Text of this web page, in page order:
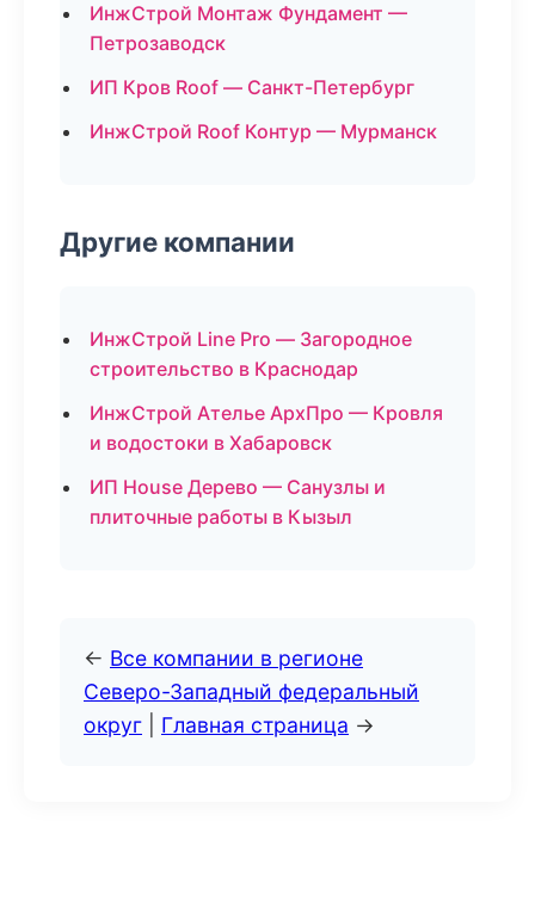
ИнжСтрой Монтаж Фундамент —
Петрозаводск
ИП Кров Roof — Санкт-Петербург
ИнжСтрой Roof Контур — Мурманск
Другие компании
ИнжСтрой Line Pro — Загородное
строительство в Краснодар
ИнжСтрой Ателье АрхПро — Кровля
и водостоки в Хабаровск
ИП House Дерево — Санузлы и
плиточные работы в Кызыл
← Все компании в регионе
Северо-Западный федеральный
округ
Главная страница →